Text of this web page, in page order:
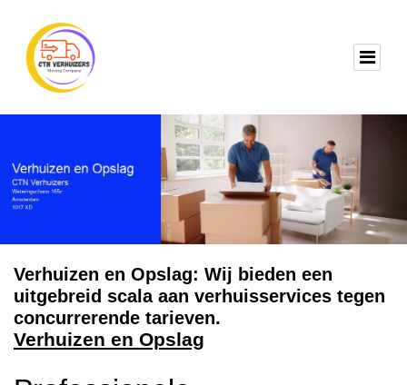
Verhuizen en Opslag: Wij bieden een
uitgebreid scala aan verhuisservices tegen
concurrerende tarieven.
Verhuizen en Opslag